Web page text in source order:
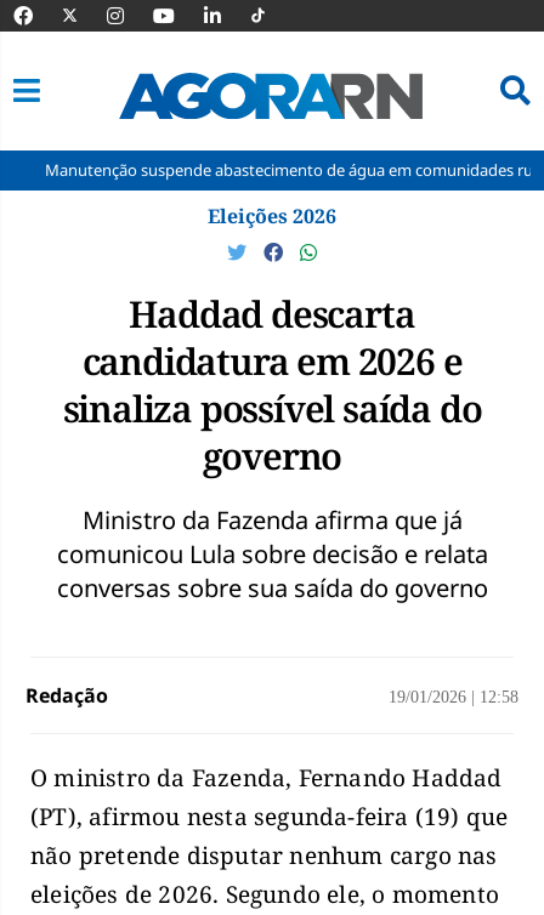
suspende abastecimento de água em comunidades rurais de
Eleições 2026
Haddad descarta
candidatura em 2026 e
sinaliza possível saída do
governo
Ministro da Fazenda afirma que já
comunicou Lula sobre decisão e relata
conversas sobre sua saída do governo
Redação 19/01/2026 12:58
O ministro da Fazenda, Fernando Haddad
(PT), afirmou nesta segunda-feira (19) que
não pretende disputar nenhum cargo nas
eleições de 2026. Segundo ele, o momento